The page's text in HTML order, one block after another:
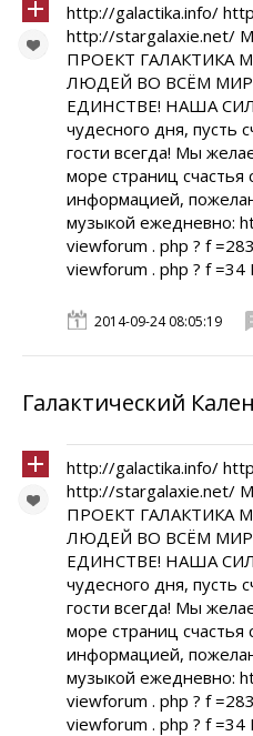
http://galactika.info/
http://
ПРОЕКТ ГАЛАКТИКА
ЛЮДЕЙ ВО ВСЁМ
ЕДИНСТВЕ! НАША
чудесного дня, пусть
гости всегда! Мы
море страниц счастья
информацией,
музыкой ежедневно:
viewforum . php ? f
viewforum . php ? f =34
2014-09-24 08:05:19
Галактический
http://galactika.info/
http://
ПРОЕКТ ГАЛАКТИКА
ЛЮДЕЙ ВО ВСЁМ
ЕДИНСТВЕ! НАША
чудесного дня, пусть
гости всегда! Мы
море страниц счастья
информацией,
музыкой ежедневно:
viewforum . php ? f
viewforum . php ? f =34